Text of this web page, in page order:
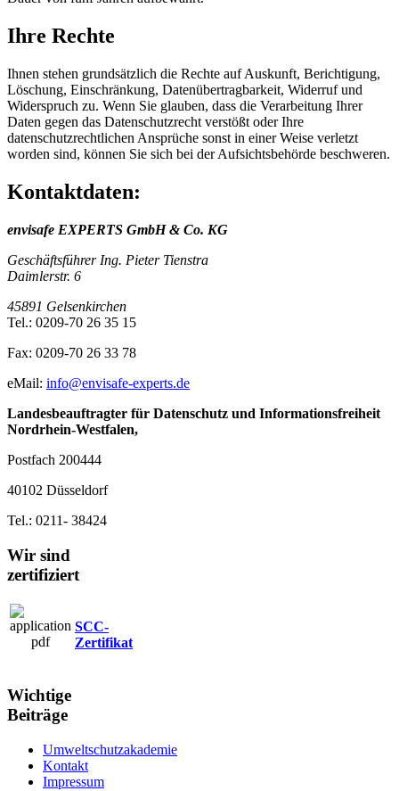
Ihre Rechte
Ihnen stehen grundsätzlich die Rechte auf Auskunft, Berichtigung,
Löschung, Einschränkung, Datenübertragbarkeit, Widerruf und
Widerspruch zu. Wenn Sie glauben, dass die Verarbeitung Ihrer
Daten gegen das Datenschutzrecht verstößt oder Ihre
datenschutzrechtlichen Ansprüche sonst in einer Weise verletzt
worden sind, können Sie sich bei der Aufsichtsbehörde beschweren.
Kontaktdaten:
envisafe EXPERTS GmbH & Co. KG
Geschäftsführer Ing. Pieter Tienstra
Daimlerstr. 6
45891 Gelsenkirchen
Tel.: 0209-70 26 35 15
Fax: 0209-70 26 33 78
eMail: info@envisafe‐experts.de
Landesbeauftragter für Datenschutz und Informationsfreiheit
Nordrhein‐Westfalen,
Postfach 200444
40102 Düsseldorf
Tel.: 0211‐ 38424
Wir sind
zertifiziert
SCC-
Zertifikat
Wichtige
Beiträge
Umweltschutzakademie
Kontakt
Impressum